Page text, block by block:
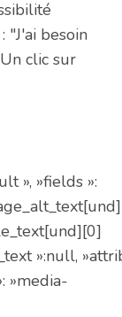
"J'ai besoin
clic sur
», »fields »:
»:null,
»media-